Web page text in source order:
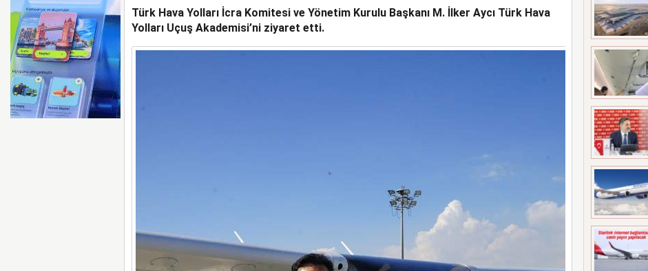
TÜRKİYE VE VİETNAM ARASINDA HAVA
ULAŞIMINDA YENİ DÖNEM
Türk Hava Yolları İcra Komitesi ve Yönetim Kurulu Başkanı M. İlker Aycı Türk Hava
Yolları Uçuş Akademisi’ni ziyaret etti.